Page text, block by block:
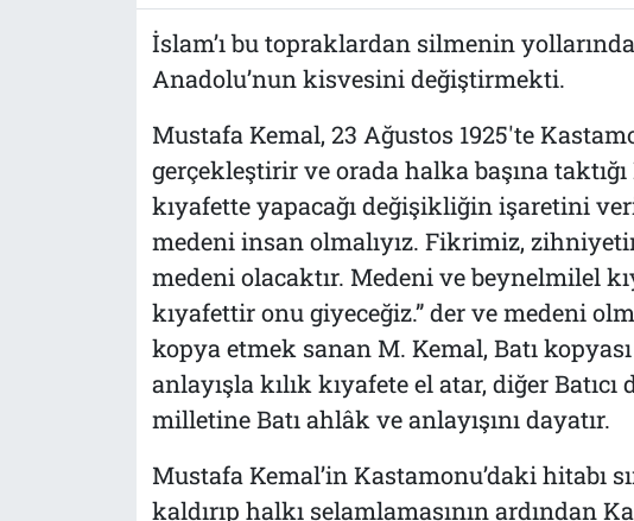
İslam’ı bu topraklardan silmenin
Anadolu’nun kisvesini değiştirmekti.
Mustafa Kemal, 23 Ağustos 1925'te
gerçekleştirir ve orada halka başına
kıyafette yapacağı değişikliğin işaretini
medeni insan olmalıyız. Fikrimiz,
medeni olacaktır. Medeni ve beynelmilel
kıyafettir onu giyeceğiz.” der ve medeni
kopya etmek sanan M. Kemal, Batı
anlayışla kılık kıyafete el atar, diğer
milletine Batı ahlâk ve anlayışını dayatır.
Mustafa Kemal’in Kastamonu’daki hitabı
kaldırıp halkı selamlamasının ardından